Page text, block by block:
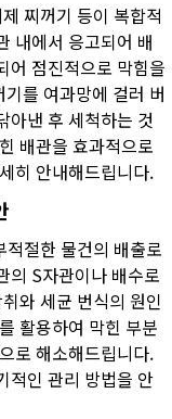
찌꺼기 등이 복합적
내에서 응고되어 배
어 점진적으로 막힘을
를 여과망에 걸러 버
아낸 후 세척하는 것
배관을 효과적으로
히 안내해드립니다.
절한 물건의 배출로
의 S자관이나 배수로
와 세균 번식의 원인
활용하여 막힌 부분
로 해소해드립니다.
적인 관리 방법을 안